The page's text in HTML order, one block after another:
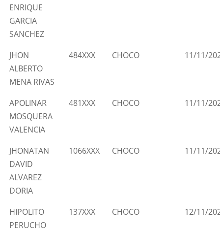
ENRIQUE
GARCIA
SANCHEZ
JHON
ALBERTO
MENA RIVAS
484XXX CHOCO 11/11/
APOLINAR
MOSQUERA
VALENCIA
481XXX CHOCO 11/11/
JHONATAN
DAVID
ALVAREZ
DORIA
1066XXX CHOCO 11/11/
HIPOLITO
PERUCHO
137XXX CHOCO 12/11/